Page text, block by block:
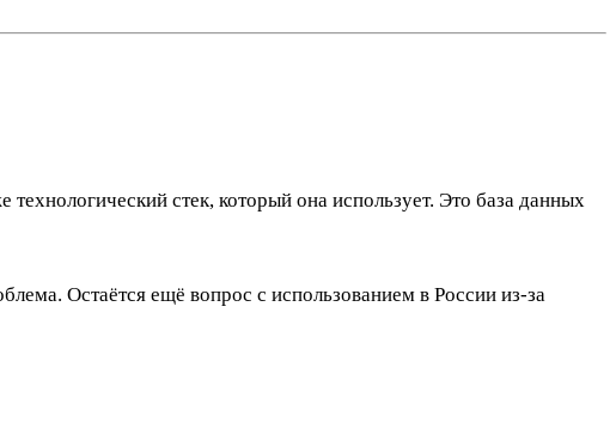
стек, который она использует. Это база данных
Остаётся ещё вопрос с использованием в России из-за